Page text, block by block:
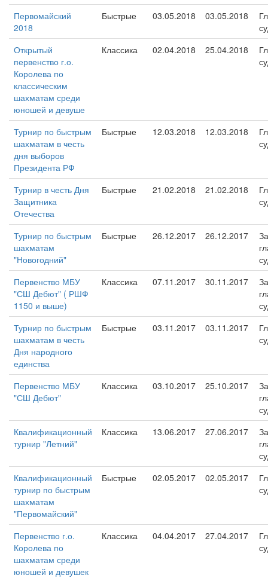
Первомайский
2018
Быстрые 03.05.2018 03.05.2018
Открытый
первенство г.о.
Королева по
классическим
шахматам среди
юношей и девуше
Классика 02.04.2018 25.04.2018
Турнир по быстрым
шахматам в честь
дня выборов
Президента РФ
Быстрые 12.03.2018 12.03.2018
Турнир в честь Дня
Защитника
Отечества
Быстрые 21.02.2018 21.02.2018
Турнир по быстрым
шахматам
"Новогодний"
Быстрые 26.12.2017 26.12.2017
Первенство МБУ
"СШ Дебют" ( РШФ
1150 и выше)
Классика 07.11.2017 30.11.2017
Турнир по быстрым
шахматам в честь
Дня народного
единства
Быстрые 03.11.2017 03.11.2017
Первенство МБУ
"СШ Дебют"
Классика 03.10.2017 25.10.2017
Квалификационный
турнир "Летний"
Классика 13.06.2017 27.06.2017
Квалификационный
турнир по быстрым
шахматам
"Первомайский"
Быстрые 02.05.2017 02.05.2017
Первенство г.о.
Королева по
шахматам среди
юношей и девушек
Классика 04.04.2017 27.04.2017